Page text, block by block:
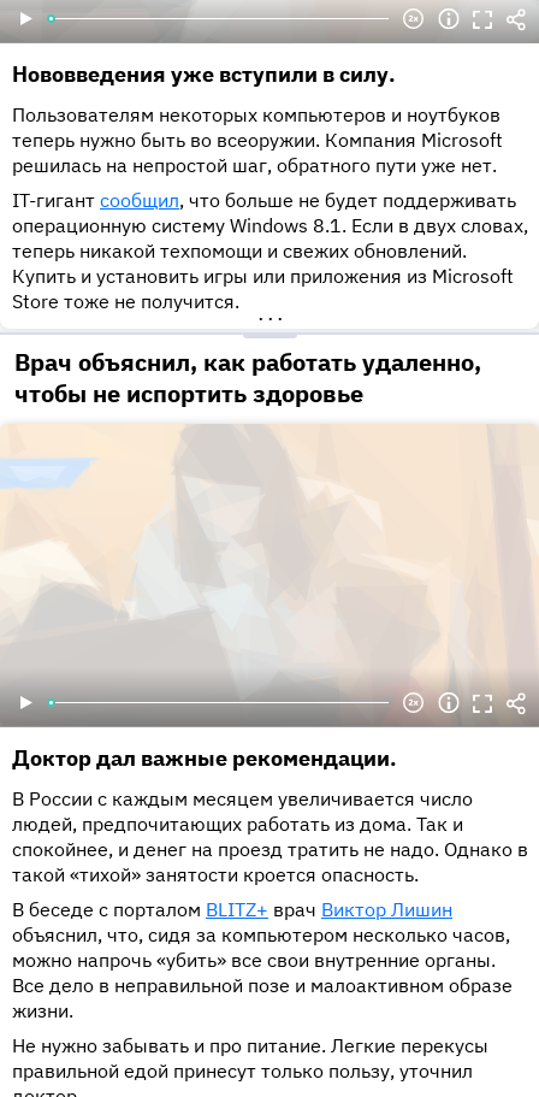
Нововведения уже вступили в силу.
Пользователям некоторых компьютеров и ноутбуков
теперь нужно быть во всеоружии. Компания Microsoft
решилась на непростой шаг, обратного пути уже нет.
IT-гигант сообщил, что больше не будет поддерживать
операционную систему Windows 8.1. Если в двух словах,
теперь никакой техпомощи и свежих обновлений.
Купить и установить игры или приложения из Microsoft
Store тоже не получится.
•••
Врач объяснил, как работать удаленно,
чтобы не испортить здоровье
Доктор дал важные рекомендации.
В России с каждым месяцем увеличивается число
людей, предпочитающих работать из дома. Так и
спокойнее, и денег на проезд тратить не надо. Однако в
такой «тихой» занятости кроется опасность.
В беседе с порталом BLITZ+ врач Виктор Лишин
объяснил, что, сидя за компьютером несколько часов,
можно напрочь «убить» все свои внутренние органы.
Все дело в неправильной позе и малоактивном образе
жизни.
Не нужно забывать и про питание. Легкие перекусы
правильной едой принесут только пользу, уточнил